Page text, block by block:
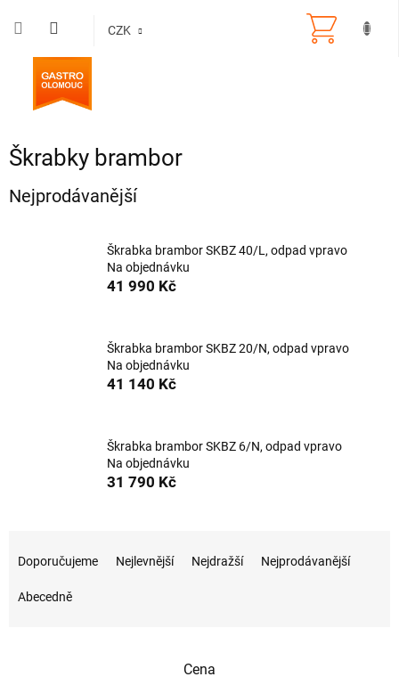
CZK
Škrabky brambor
Nejprodávanější
Škrabka brambor SKBZ 40/L, odpad vpravo
Na objednávku
41 990 Kč
Škrabka brambor SKBZ 20/N, odpad vpravo
Na objednávku
41 140 Kč
Škrabka brambor SKBZ 6/N, odpad vpravo
Na objednávku
31 790 Kč
Doporučujeme Nejlevnější Nejdražší Nejprodávanější
Abecedně
Cena